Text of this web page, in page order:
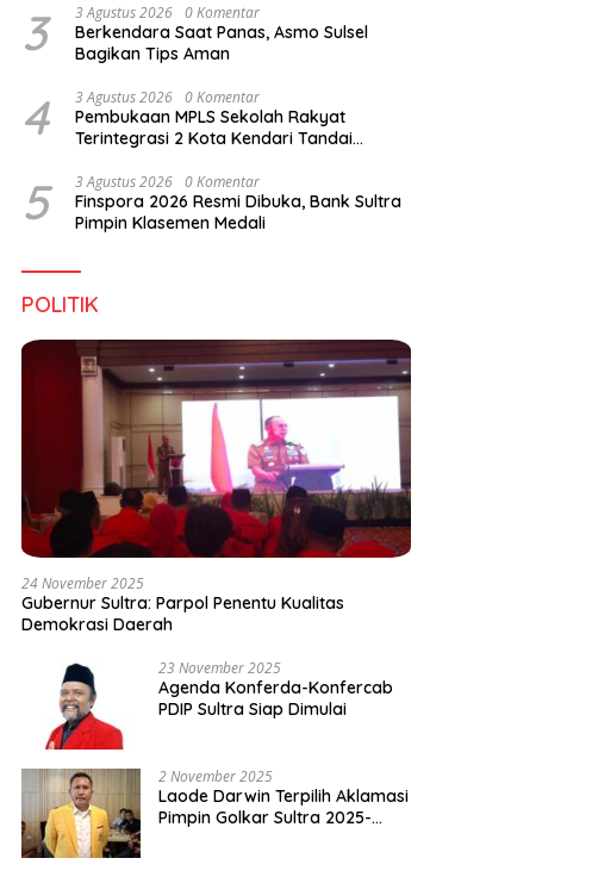
Batas Negara
Sultra Terus Maju, Namun
Infrastruktur Pariwisata dan
3 3 Agustus 2026 0 Komentar
Berkendara Saat Panas, Asmo Sulsel
Bagikan Tips Aman
4 3 Agustus 2026 0 Komentar
Pembukaan MPLS Sekolah Rakyat
Terintegrasi 2 Kota Kendari Tandai
5 3 Agustus 2026 0 Komentar
Finspora 2026 Resmi Dibuka, Bank Sultra
Pimpin Klasemen Medali
POLITIK
24 November 2025
Gubernur Sultra: Parpol Penentu Kualitas
Demokrasi Daerah
23 November 2025
Agenda Konferda-Konfercab
PDIP Sultra Siap Dimulai
2 November 2025
Laode Darwin Terpilih Aklamasi
Pimpin Golkar Sultra 2025-